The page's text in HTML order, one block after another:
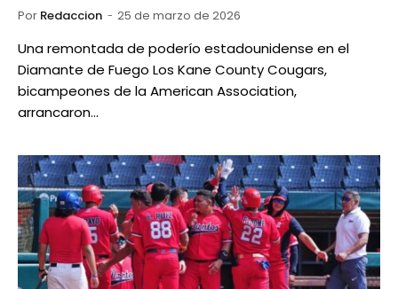
Por Redaccion 25 de marzo de 2026
Una remontada de poderío estadounidense en el
Diamante de Fuego Los Kane County Cougars,
bicampeones de la American Association,
arrancaron…